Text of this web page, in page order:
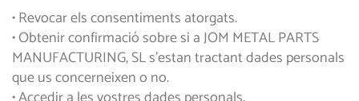
• Revocar els consentiments atorgats.
• Obtenir confirmació sobre si a JOM METAL PARTS
MANUFACTURING, SL s’estan tractant dades personals
que us concerneixen o no.